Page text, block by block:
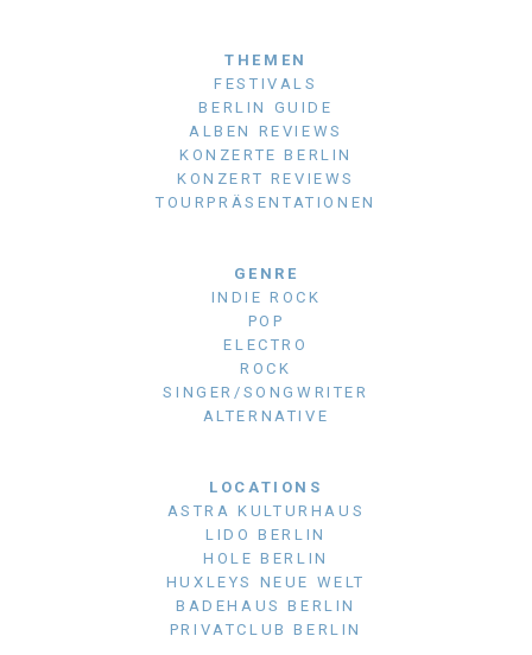
THEMEN
FESTIVALS
BERLIN GUIDE
ALBEN REVIEWS
KONZERTE BERLIN
KONZERT REVIEWS
TOURPRÄSENTATIONEN
GENRE
INDIE ROCK
POP
ELECTRO
ROCK
SINGER/SONGWRITER
ALTERNATIVE
LOCATIONS
ASTRA KULTURHAUS
LIDO BERLIN
HOLE BERLIN
HUXLEYS NEUE WELT
BADEHAUS BERLIN
PRIVATCLUB BERLIN